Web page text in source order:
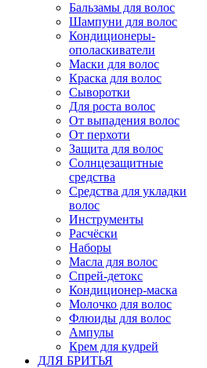
Бальзамы для волос
Шампуни для волос
Кондиционеры-
ополаскиватели
Маски для волос
Краска для волос
Сыворотки
Для роста волос
От выпадения волос
От перхоти
Защита для волос
Солнцезащитные
средства
Средства для укладки
волос
Инструменты
Расчёски
Наборы
Масла для волос
Спрей-детокс
Кондиционер-маска
Молочко для волос
Флюиды для волос
Ампулы
Крем для кудрей
ДЛЯ БРИТЬЯ